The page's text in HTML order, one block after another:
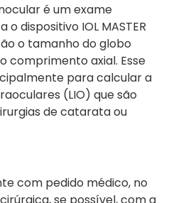
é um exame
dispositivo IOL MASTER
o tamanho do globo
comprimento axial. Esse
para calcular a
(LIO) que são
de catarata ou
com pedido médico, no